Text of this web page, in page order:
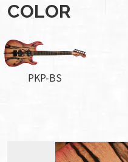
COLOR
PKP-BS